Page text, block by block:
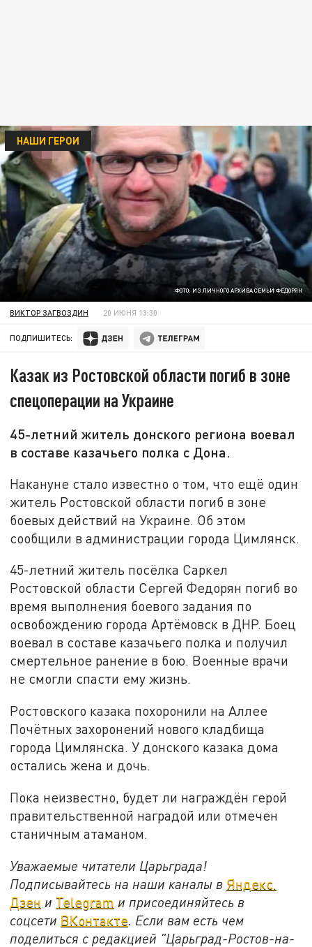
ФОТО: ИЗ ЛИЧНОГО АРХИВА СЕМЬИ ФЕДОРЯН
НАШИ ГЕРОИ
ВИКТОР ЗАГВОЗДИН 20 ИЮНЯ 13:30
ПОДПИШИТЕСЬ:
Казак из Ростовской области погиб в зоне
спецоперации на Украине
45-летний житель донского региона воевал
в составе казачьего полка с Дона.
Накануне стало известно о том, что ещё один
житель Ростовской области погиб в зоне
боевых действий на Украине. Об этом
сообщили в администрации города Цимлянск.
45-летний житель посёлка Саркел
Ростовской области Сергей Федорян погиб во
время выполнения боевого задания по
освобождению города Артёмовск в ДНР. Боец
воевал в составе казачьего полка и получил
смертельное ранение в бою. Военные врачи
не смогли спасти ему жизнь.
Ростовского казака похоронили на Аллее
Почётных захоронений нового кладбища
города Цимлянска. У донского казака дома
остались жена и дочь.
Пока неизвестно, будет ли награждён герой
правительственной наградой или отмечен
станичным атаманом.
Уважаемые читатели Царьграда!
Подписывайтесь на наши каналы в Яндекс.
Дзен и Telegram и присоединяйтесь в
соцсети ВКонтакте . Если вам есть чем
поделиться с редакцией "Царьград-Ростов-на-